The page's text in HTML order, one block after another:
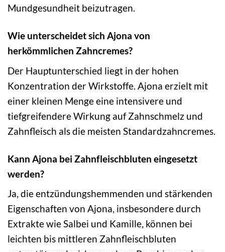
Mundgesundheit beizutragen.
Wie unterscheidet sich Ajona von
herkömmlichen Zahncremes?
Der Hauptunterschied liegt in der hohen
Konzentration der Wirkstoffe. Ajona erzielt mit
einer kleinen Menge eine intensivere und
tiefgreifendere Wirkung auf Zahnschmelz und
Zahnfleisch als die meisten Standardzahncremes.
Kann Ajona bei Zahnfleischbluten eingesetzt
werden?
Ja, die entzündungshemmenden und stärkenden
Eigenschaften von Ajona, insbesondere durch
Extrakte wie Salbei und Kamille, können bei
leichten bis mittleren Zahnfleischbluten